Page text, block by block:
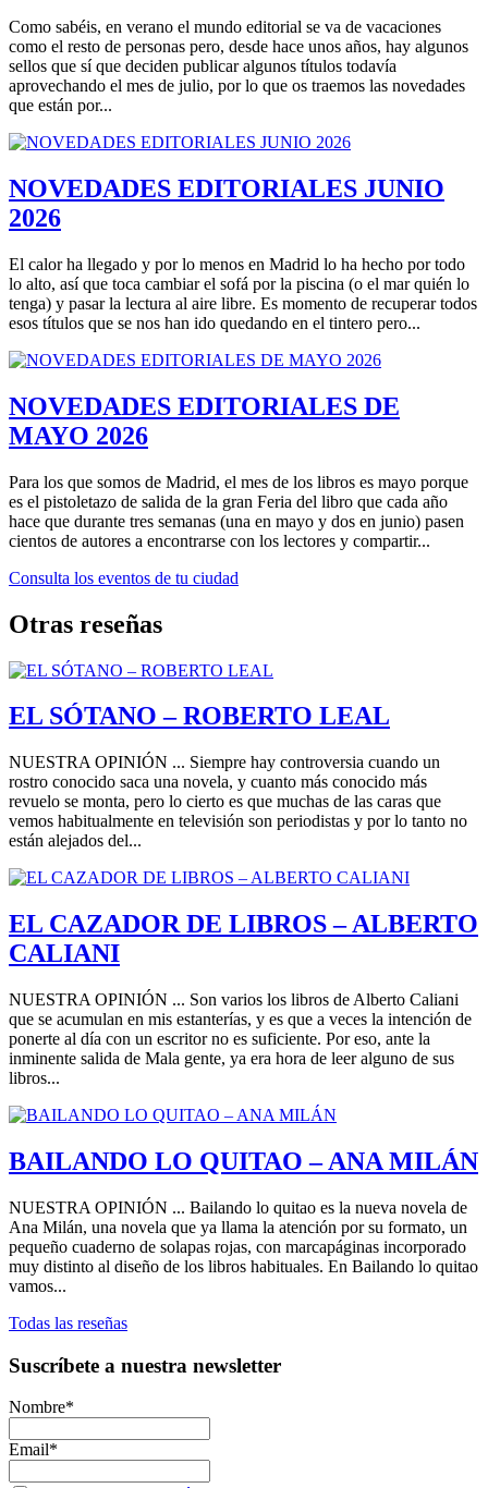
llamativos que harán que tu teléfono destaque. ¡Compra ahora y
encuentra la combinación perfecta de estilo y funcionalidad!
Como sabéis, en verano el mundo editorial se va de vacaciones
como el resto de personas pero, desde hace unos años, hay algunos
sellos que sí que deciden publicar algunos títulos todavía
aprovechando el mes de julio, por lo que os traemos las novedades
que están por...
NOVEDADES EDITORIALES JUNIO
2026
El calor ha llegado y por lo menos en Madrid lo ha hecho por todo
lo alto, así que toca cambiar el sofá por la piscina (o el mar quién lo
tenga) y pasar la lectura al aire libre. Es momento de recuperar todos
esos títulos que se nos han ido quedando en el tintero pero...
NOVEDADES EDITORIALES DE
MAYO 2026
Para los que somos de Madrid, el mes de los libros es mayo porque
es el pistoletazo de salida de la gran Feria del libro que cada año
hace que durante tres semanas (una en mayo y dos en junio) pasen
cientos de autores a encontrarse con los lectores y compartir...
Consulta los eventos de tu ciudad
Otras reseñas
EL SÓTANO – ROBERTO LEAL
NUESTRA OPINIÓN ... Siempre hay controversia cuando un
rostro conocido saca una novela, y cuanto más conocido más
revuelo se monta, pero lo cierto es que muchas de las caras que
vemos habitualmente en televisión son periodistas y por lo tanto no
están alejados del...
EL CAZADOR DE LIBROS – ALBERTO
CALIANI
NUESTRA OPINIÓN ... Son varios los libros de Alberto Caliani
que se acumulan en mis estanterías, y es que a veces la intención de
ponerte al día con un escritor no es suficiente. Por eso, ante la
inminente salida de Mala gente, ya era hora de leer alguno de sus
libros...
BAILANDO LO QUITAO – ANA MILÁN
NUESTRA OPINIÓN ... Bailando lo quitao es la nueva novela de
Ana Milán, una novela que ya llama la atención por su formato, un
pequeño cuaderno de solapas rojas, con marcapáginas incorporado
muy distinto al diseño de los libros habituales. En Bailando lo quitao
vamos...
Todas las reseñas
Suscríbete a nuestra newsletter
Nombre*
Email*